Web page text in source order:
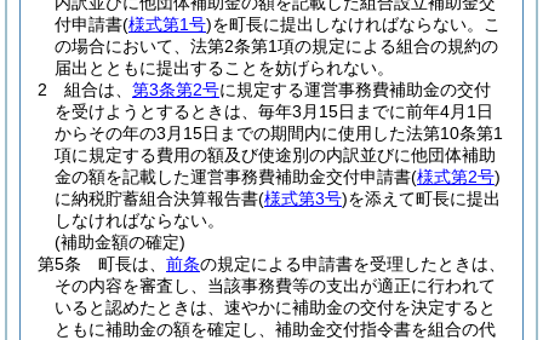
付申請書(様式第1号)を町長に提出しなければならない。
こ
の場合において、法第2条第1項の規定による組合の規約の
届出とともに提出することを妨げられない。
2
組合は、 第3条第2号に規定する運営事務費補助金の交付
を受けようとするときは、毎年3月15日までに前年4月1日
からその年の3月15日までの期間内に使用した法第10条第1
項に規定する費用の額及び使途別の内訳並びに他団体補助
金の額を記載した運営事務費補助金交付申請書(様式第2号)
に納税貯蓄組合決算報告書(様式第3号)を添えて町長に提出
しなければならない。
(補助金額の確定)
第5条
町長は、 前条の規定による申請書を受理したときは、
その内容を審査し、当該事務費等の支出が適正に行われて
いると認めたときは、速やかに補助金の交付を決定すると
ともに補助金の額を確定し、補助金交付指令書を組合の代